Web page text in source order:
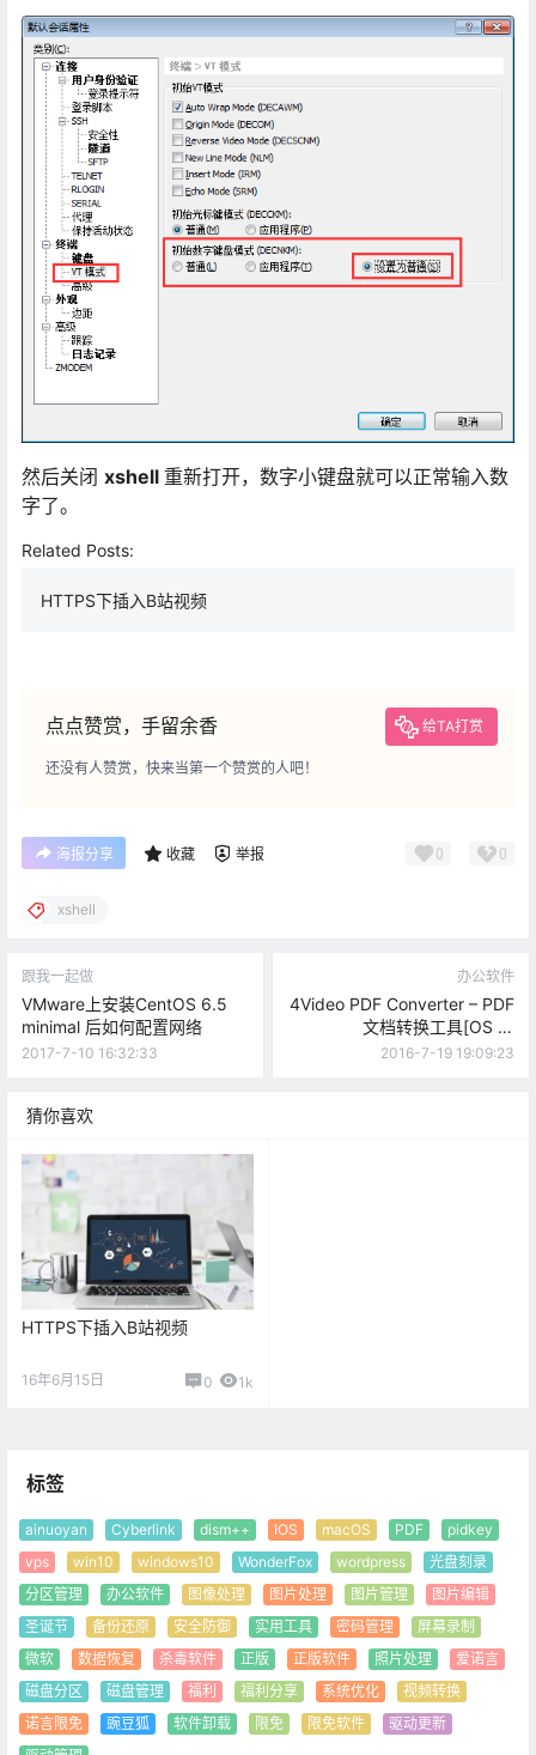
然后关闭 xshell 重新打开，数字小键盘就可以正常输入数
字了。
Related Posts:
HTTPS下插入B站视频
点点赞赏，手留余香 给TA打赏
还没有人赞赏，快来当第一个赞赏的人吧！
海报分享 收藏 举报 0 0
xshell
跟我一起做
VMware上安装CentOS 6.5
minimal 后如何配置网络
2017-7-10 16:32:33
办公软件
4Video PDF Converter – PDF
文档转换工具[OS X]
[￥98→0]
2016-7-19 19:09:23
猜你喜欢
HTTPS下插入B站视频
16年6月15日 0 1k
标签
ainuoyan Cyberlink dism++ IOS macOS PDF
pidkey
vps
win10 windows10 WonderFox wordpress
光盘刻录
分区管理
办公软件 图像处理 图片处理 图片管理
图片编辑
圣诞节
备份还原 安全防御 实用工具 密码管理
屏幕录制
微软
数据恢复 杀毒软件 正版 正版软件 照片处理
爱诺言
磁盘分区
磁盘管理 福利 福利分享 系统优化
视频转换
诺言限免
豌豆狐 软件卸载 限免 限免软件
驱动更新